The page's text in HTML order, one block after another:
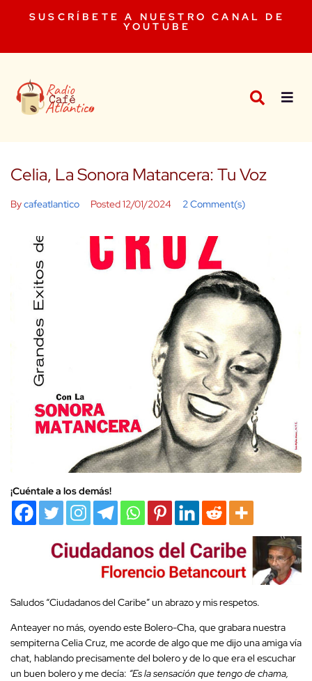
SUSCRÍBETE A NUESTRO CANAL DE
YOUTUBE
Celia, La Sonora Matancera: Tu Voz
Bycafeatlantico Posted12/01/2024 2 Comment(s)
¡Cuéntale a los demás!
Saludos “Ciudadanos del Caribe” un abrazo y mis respetos.
Anteayer no más, oyendo este Bolero-Cha, que grabara nuestra
sempiterna Celia Cruz, me acorde de algo que me dijo una amiga vía
chat, hablando precisamente del bolero y de lo que era el escuchar
un buen bolero y me decía: “Es la sensación que tengo de chama,